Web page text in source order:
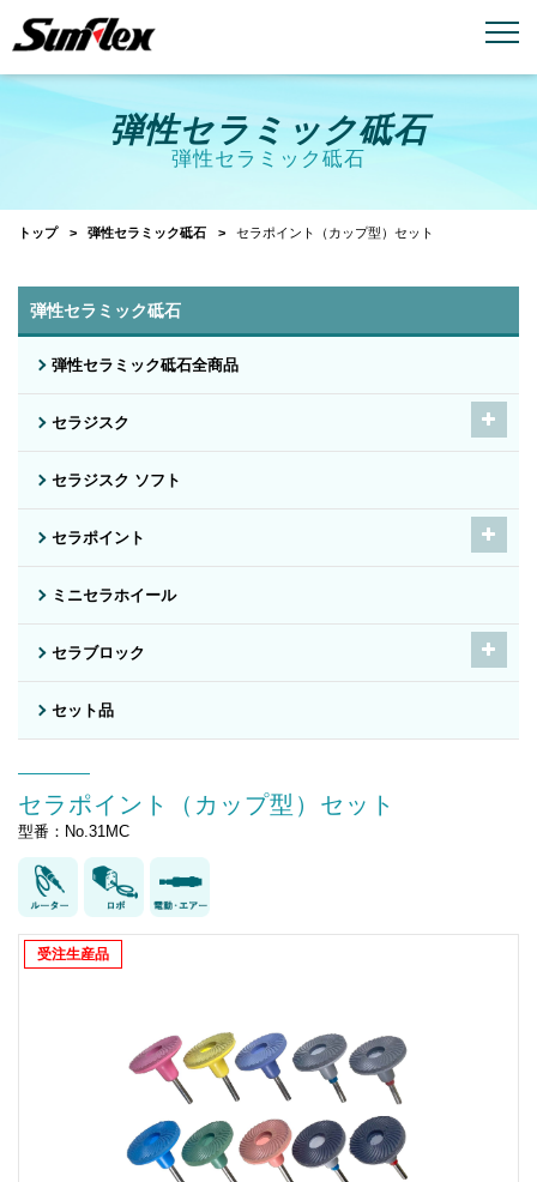
emailお問い合わせ
弾性セラミック砥石
弾性セラミック砥石
トップ 弾性セラミック砥石 セラポイント（カップ型）セット
弾性セラミック砥石
弾性セラミック砥石全商品
セラジスク
セラジスク ソフト
セラポイント
ミニセラホイール
セラブロック
セット品
セラポイント（カップ型）セット
型番：No.31MC
受注生産品